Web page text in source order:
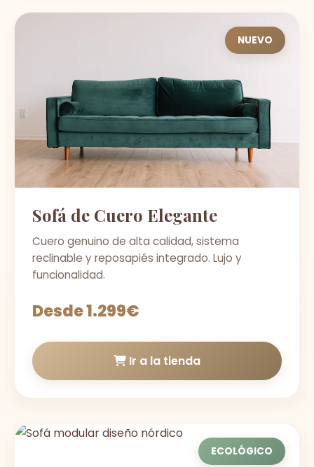
NUEVO
Sofá de Cuero Elegante
Cuero genuino de alta calidad, sistema
reclinable y reposapiés integrado. Lujo y
funcionalidad.
Desde 1.299€
Ir a la tienda
ECOLÓGICO